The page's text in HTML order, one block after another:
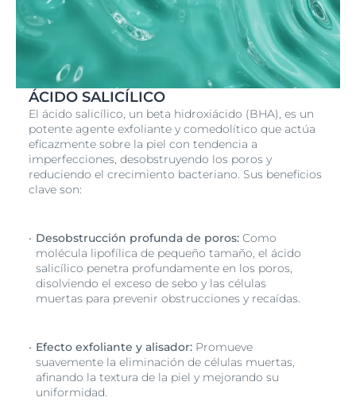
ÁCIDO SALICÍLICO
El ácido salicílico, un beta hidroxiácido (BHA), es un
potente agente exfoliante y comedolítico que actúa
eficazmente sobre la piel con tendencia a
imperfecciones, desobstruyendo los poros y
reduciendo el crecimiento bacteriano. Sus beneficios
clave son:
Desobstrucción profunda de poros: Como
molécula lipofílica de pequeño tamaño, el ácido
salicílico penetra profundamente en los poros,
disolviendo el exceso de sebo y las células
muertas para prevenir obstrucciones y recaídas.
Efecto exfoliante y alisador: Promueve
suavemente la eliminación de células muertas,
afinando la textura de la piel y mejorando su
uniformidad.